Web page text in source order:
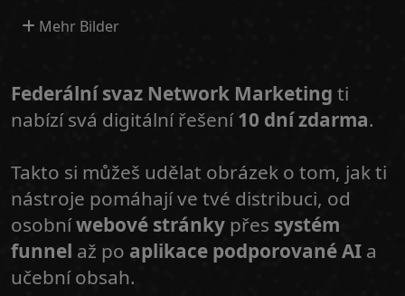
Mehr Bilder
Federální svaz Network Marketing ti
nabízí svá digitální řešení10 dní zdarma.
Takto si můžeš udělat obrázek o tom, jak ti
nástroje pomáhají ve tvé distribuci, od
osobníwebové stránky přes systém
funnel až po aplikace podporované AI a
učební obsah.